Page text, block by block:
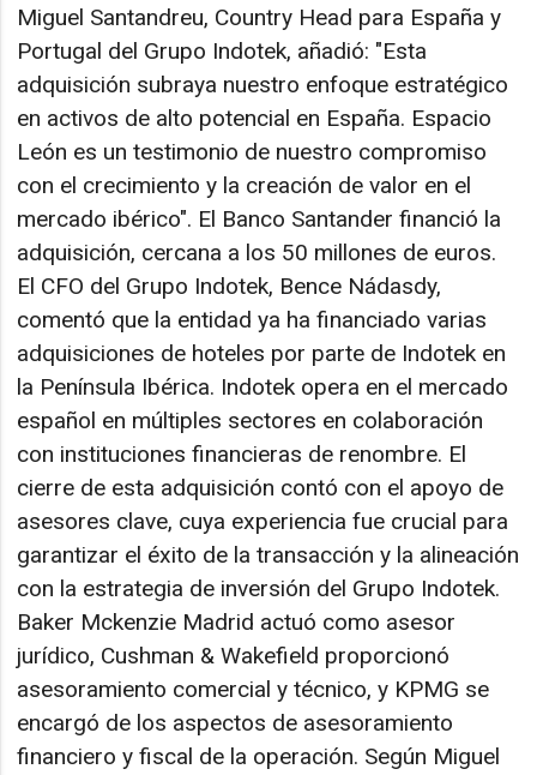
Miguel Santandreu, Country Head para España y
Portugal del Grupo Indotek, añadió: "Esta
adquisición subraya nuestro enfoque estratégico
en activos de alto potencial en España. Espacio
León es un testimonio de nuestro compromiso
con el crecimiento y la creación de valor en el
mercado ibérico". El Banco Santander financió la
adquisición, cercana a los 50 millones de euros.
El CFO del Grupo Indotek, Bence Nádasdy,
comentó que la entidad ya ha financiado varias
adquisiciones de hoteles por parte de Indotek en
la Península Ibérica. Indotek opera en el mercado
español en múltiples sectores en colaboración
con instituciones financieras de renombre. El
cierre de esta adquisición contó con el apoyo de
asesores clave, cuya experiencia fue crucial para
garantizar el éxito de la transacción y la alineación
con la estrategia de inversión del Grupo Indotek.
Baker Mckenzie Madrid actuó como asesor
jurídico, Cushman & Wakefield proporcionó
asesoramiento comercial y técnico, y KPMG se
encargó de los aspectos de asesoramiento
financiero y fiscal de la operación. Según Miguel